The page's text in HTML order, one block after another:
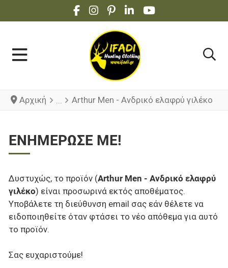
FACEBOOK SOCIAL LINK
INSTAGRAM SOCIAL LINK
PINTEREST SOCIAL LINK
LINKEDIN SOCIAL LINK
YOUTUBE SOCIAL
Αρχική Arthur Men - Ανδρικό ελαφρύ γιλέκο
ΕΝΗΜΈΡΩΣΕ ΜΕ!
Δυστυχώς, το προϊόν (Arthur Men - Ανδρικό ελαφρύ
γιλέκο) είναι προσωρινά εκτός αποθέματος.
Υποβάλετε τη διεύθυνση email σας εάν θέλετε να
ειδοποιηθείτε όταν φτάσει το νέο απόθεμα για αυτό
το προϊόν.
Σας ευχαριστούμε!